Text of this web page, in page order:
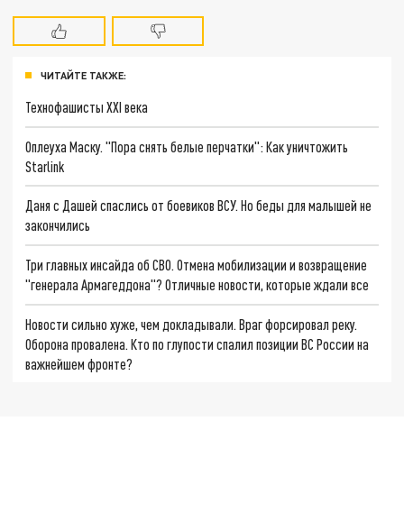
ЧИТАЙТЕ ТАКЖЕ:
Технофашисты XXI века
Оплеуха Маску. "Пора снять белые перчатки": Как уничтожить
Starlink
Даня с Дашей спаслись от боевиков ВСУ. Но беды для малышей не
закончились
Три главных инсайда об СВО. Отмена мобилизации и возвращение
"генерала Армагеддона"? Отличные новости, которые ждали все
Новости сильно хуже, чем докладывали. Враг форсировал реку.
Оборона провалена. Кто по глупости спалил позиции ВС России на
важнейшем фронте?